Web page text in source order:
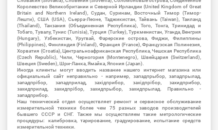
Королевство Великобритании и Северной Ирландии (United Kingdom of Great
Britain and Northern Ireland), Судан, Суринам, Восточный Тимор (Тимор-
Лешти), США (USA), Сьерра-Леоне, Таджикистан, Тайвань (Taiwan), Таиланд
(Thailand), Танзания (Объединенная Республика), Того, Тонга, Тринидад и
Тобаго, Тувалу, Тунис (Tunisia), Турция (Turkey), Туркменистан, Уганда, Венгрия
(Hungary), Узбекистан, Уругвай, Фарерские острова, Фиджи, Филиппины
(Philippines), Финляндия (Finland), Франция (France), Французская Полинезия,
Хорватия (Croatia), Центральноафриканская Республика, Чешская Республика
(Czech Republic), Чили, Черногория (Montenegro), Швейцария (Switzerland),
Швеция (Sweden), Шри-Ланка, Ямайка, Япония (Japan).
Иногда клиенты могут вводить название нашего интернет магазина или
официальный сайт неправильно - например, западпрыбор, западпрылад,
западпрібор, западприлад, західприбор, західпрібор, захидприбор,
захидприлад, захидпрібор, захидпрыбор, захидпрылад. Правильно -
западприбор.
Наш технический отдел осуществляет ремонт и сервисное обслуживание
измерительной техники более чем 75 разных заводов производителей
бывшего СССР и СНГ. Также мы осуществляем такие метрологические
процедуры: калибровка, тарирование, градуирование, испытание средств
измерительной техники.